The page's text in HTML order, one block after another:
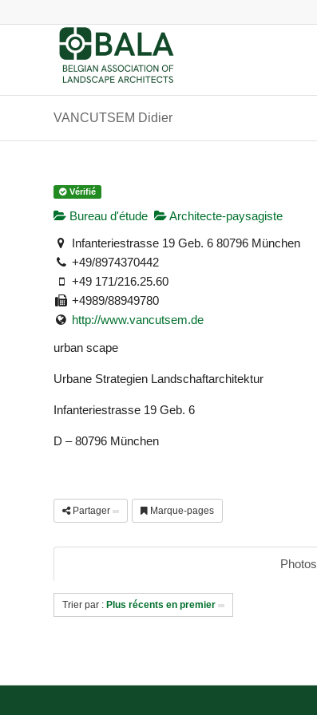
VANCUTSEM Didier
Vérifié
Bureau d'étude Architecte-paysagiste
Infanteriestrasse 19 Geb. 6 80796 München
+49/8974370442
+49 171/216.25.60
+4989/88949780
http://www.vancutsem.de
urban scape
Urbane Strategien Landschaftarchitektur
Infanteriestrasse 19 Geb. 6
D – 80796 München
Partager Marque-pages
Photos
Trier par : Plus récents en premier